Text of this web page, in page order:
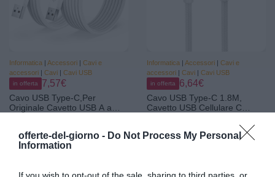
offerte-del-giorno - Do Not Process My Personal
Information
Informatica | Accessori | Cavi e
accessori | Cavi | Cavi USB
in offerta 7,57€
Cavo USB Type-C,Per
Originale Cavetto USB A a
iPhone 17/16/15/Pro/Plus/Pro
Max/Air,Per Samsung Galaxy
Informatica | Accessori | Cavi e
accessori | Cavi | Cavi USB
in offerta 6,64€
Cavo USB Type-C 1.8M,
Cavetto USB Cellulare C
Caricabatterie Carica Cavo